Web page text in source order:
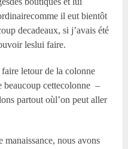
il eut bientôt
decadeaux, si j’avais été
leslui faire.
letour de la colonne
beaucoup cettecolonne –
partout oùl’on peut aller
nous avons